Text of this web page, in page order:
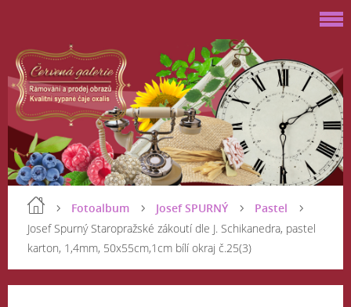
Fotoalbum Josef SPURNÝ
Pastel
Josef Spurný Staropražské zákoutí dle J. Schikanedra, pastel
karton, 1,4mm, 50x55cm,1cm bílí okraj č.25(3)